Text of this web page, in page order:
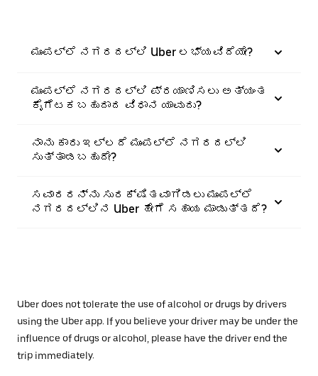
ಮುಂಪಲ್ಲೆ ನಗರದಲ್ಲಿ Uber ಲಭ್ಯವಿದೆಯೇ?
ಮುಂಪಲ್ಲೆ ನಗರದಲ್ಲಿ ಪ್ರಯಾಣಿಸಲು ಅತ್ಯಂತ
ಕೈಗೆಟಕಬಹುದಾದ ವಿಧಾನ ಯಾವುದು?
ನಾನು ಕಾರು ಇಲ್ಲದೆ ಮುಂಪಲ್ಲೆ ನಗರದಲ್ಲಿ
ಸುತ್ತಾಡಬಹುದೇ?
ಸವಾರರನ್ನು ಸುರಕ್ಷಿತವಾಗಿಡಲು ಮುಂಪಲ್ಲೆ
ನಗರದಲ್ಲಿನ Uber ಹೇಗೆ ಸಹಾಯ ಮಾಡುತ್ತದೆ?
Uber does not tolerate the use of alcohol or drugs by drivers
using the Uber app. If you believe your driver may be under the
influence of drugs or alcohol, please have the driver end the
trip immediately.